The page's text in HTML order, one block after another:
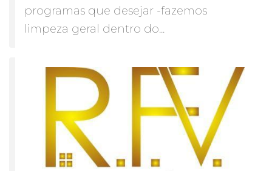
programas que desejar -fazemos
limpeza geral dentro do...